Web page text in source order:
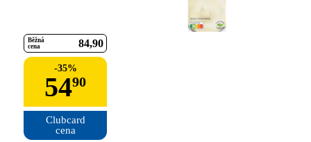
Běžná
cena
84 90
-35%
5490
Clubcard
cena